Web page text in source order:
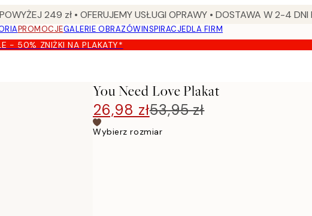
249 zł • OFERUJEMY USŁUGI OPRAWY • DOSTAWA W 2-4 DNI
PROMOCJEGALERIE OBRAZÓWINSPIRACJEDLA FIRM
- 50% ZNIŻKI NA PLAKATY*
You Need Love Plakat
26,98 zł53,95 zł
Wybierz rozmiar